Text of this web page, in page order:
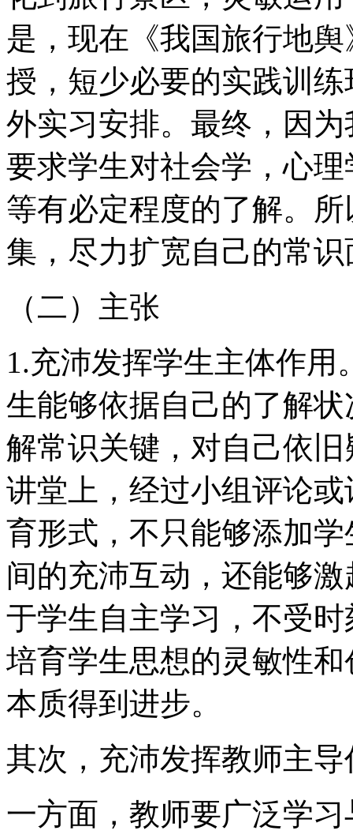
是，现在《我国旅行地
授，短少必要的实践训
外实习安排。最终，因
要求学生对社会学，心
等有必定程度的了解。
集，尽力扩宽自己的常识
（二）主张
1.充沛发挥学生主体作
生能够依据自己的了解
解常识关键，对自己依
讲堂上，经过小组评论
育形式，不只能够添加
间的充沛互动，还能够
于学生自主学习，不受
培育学生思想的灵敏性
本质得到进步。
其次，充沛发挥教师主导
一方面，教师要广泛学